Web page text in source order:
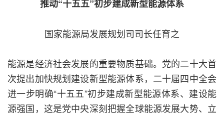
推动“十五五”初步建成新型能源体系
国家能源局发展规划司司长任育之
能源是经济社会发展的重要物质基础。党的二十大首
次提出加快规划建设新型能源体系，二十届四中全会
进一步明确“十五五”初步建成新型能源体系、建设能
源强国，这是党中央深刻把握全球能源发展大势、立